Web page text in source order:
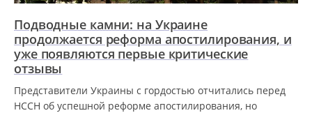
Подводные камни: на Украине
продолжается реформа апостилирования, и
уже появляются первые критические
отзывы
Представители Украины с гордостью отчитались перед
HCCH об успешной реформе апостилирования, но